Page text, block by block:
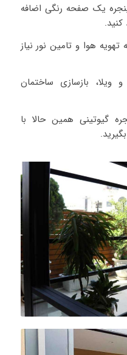
یک صفحه رنگی اضافه
تهویه هوا و تامین نور نیاز
بازسازی ساختمان
گیوتینی همین حالا با